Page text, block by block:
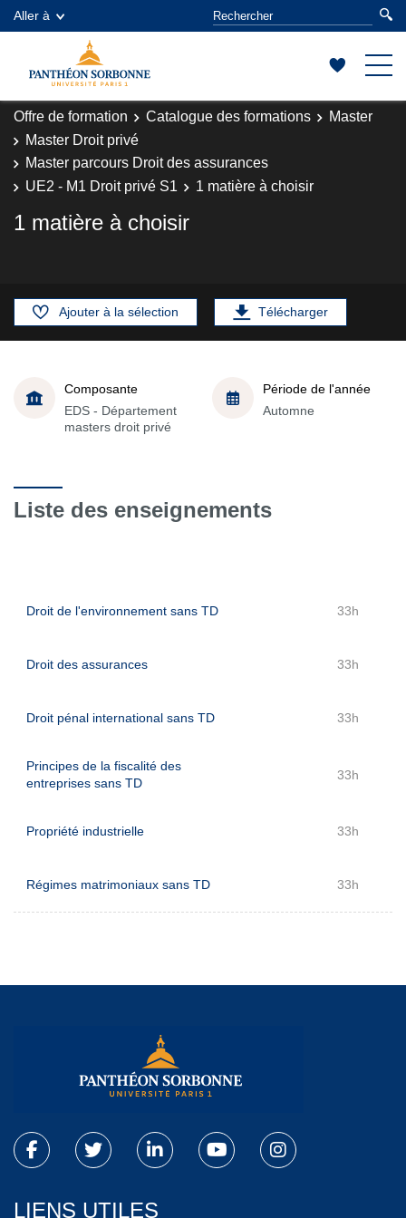
Aller à
Offre de formation Catalogue des formations
Master
Master Droit privé
Master parcours Droit des assurances
UE2 - M1 Droit privé S1
1 matière à choisir
1 matière à choisir
Ajouter à la sélection Télécharger
Composante
EDS - Département
masters droit privé
Période de l'année
Automne
Liste des enseignements
Droit de l'environnement sans TD 33h
Droit des assurances 33h
Droit pénal international sans TD 33h
Principes de la fiscalité des
entreprises sans TD
33h
Propriété industrielle 33h
Régimes matrimoniaux sans TD 33h
LIENS UTILES